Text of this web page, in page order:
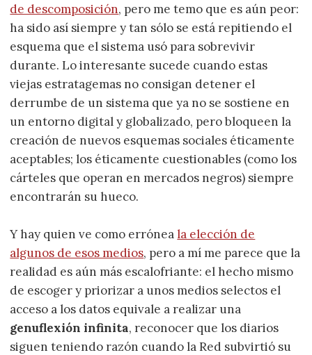
de descomposición, pero me temo que es aún peor:
ha sido así siempre y tan sólo se está repitiendo el
esquema que el sistema usó para sobrevivir
durante. Lo interesante sucede cuando estas
viejas estratagemas no consigan detener el
derrumbe de un sistema que ya no se sostiene en
un entorno digital y globalizado, pero bloqueen la
creación de nuevos esquemas sociales éticamente
aceptables; los éticamente cuestionables (como los
cárteles que operan en mercados negros) siempre
encontrarán su hueco.
Y hay quien ve como erróneala elección de
algunos de esos medios, pero a mí me parece que la
realidad es aún más escalofriante: el hecho mismo
de escoger y priorizar a unos medios selectos el
acceso a los datos equivale a realizar una
genuflexión infinita, reconocer que los diarios
siguen teniendo razón cuando la Red subvirtió su